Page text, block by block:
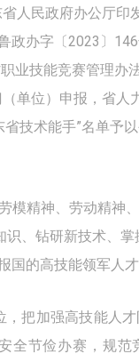
人民政府办公厅印
政办字〔2023〕
业技能竞赛管理办
单位）申报，省人
技术能手”名单予
模精神、劳动精神
识、钻研新技术、
的高技能领军人才
把加强高技能人
全节俭办赛，规范